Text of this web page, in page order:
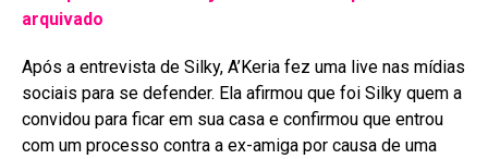
arquivado
Após a entrevista de Silky, A’Keria fez uma live nas mídias
sociais para se defender. Ela afirmou que foi Silky quem a
convidou para ficar em sua casa e confirmou que entrou
com um processo contra a ex-amiga por causa de uma